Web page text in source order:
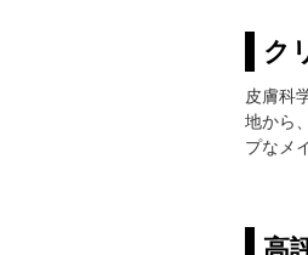
ク
皮膚科
地から
プなメ